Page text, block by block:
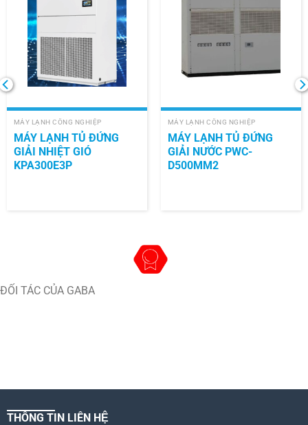
MÁY LẠNH CÔNG NGHIỆP
MÁY LẠNH TỦ ĐỨNG
GIẢI NHIỆT GIÓ
KPA300E3P
MÁY LẠNH CÔNG NGHIỆP
MÁY LẠNH TỦ ĐỨNG
GIẢI NƯỚC PWC-
D500MM2
ĐỐI TÁC CỦA GABA
THÔNG TIN LIÊN HỆ